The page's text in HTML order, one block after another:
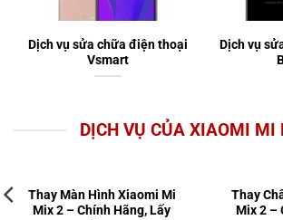
Dịch vụ sửa chữa điện thoại
Vsmart
Dịch vụ
DỊCH VỤ CỦA XIAOMI MI
Thay Màn Hình Xiaomi Mi
Mix 2 – Chính Hãng, Lấy
Thay
Mix 2 –